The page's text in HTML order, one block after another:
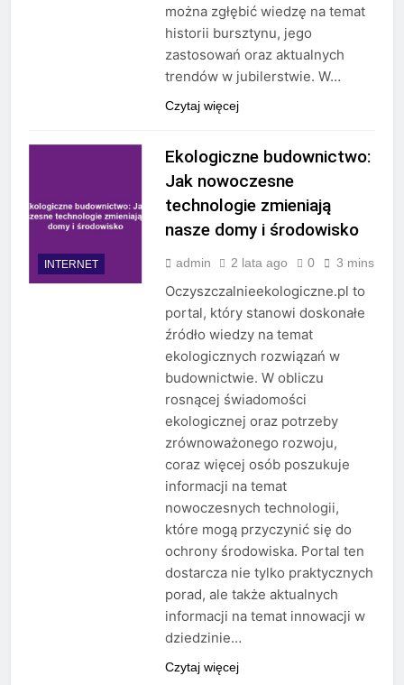
można zgłębić wiedzę na temat
historii bursztynu, jego
zastosowań oraz aktualnych
trendów w jubilerstwie. W…
Czytaj więcej
INTERNET
Ekologiczne budownictwo:
Jak nowoczesne
technologie zmieniają
nasze domy i środowisko
admin 2 lata ago 0 3 mins
Oczyszczalnieekologiczne.pl to
portal, który stanowi doskonałe
źródło wiedzy na temat
ekologicznych rozwiązań w
budownictwie. W obliczu
rosnącej świadomości
ekologicznej oraz potrzeby
zrównoważonego rozwoju,
coraz więcej osób poszukuje
informacji na temat
nowoczesnych technologii,
które mogą przyczynić się do
ochrony środowiska. Portal ten
dostarcza nie tylko praktycznych
porad, ale także aktualnych
informacji na temat innowacji w
dziedzinie…
Czytaj więcej